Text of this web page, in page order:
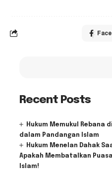
Recent Posts
Hukum Memukul Rebana
dalam Pandangan Islam
Hukum Menelan Dahak
Apakah Membatalkan
Islam!